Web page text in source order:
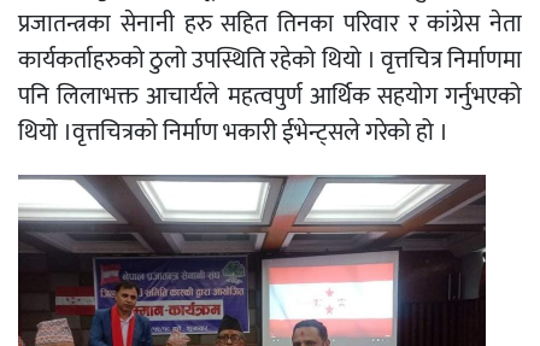
प्रजातन्त्रका सेनानी हरु सहित तिनका परिवार र कांग्रेस नेता
कार्यकर्ताहरुको ठुलो उपस्थिति रहेको थियो । वृत्तचित्र निर्माणमा
पनि लिलाभक्त आचार्यले महत्वपुर्ण आर्थिक सहयोग गर्नुभएको
थियो ।वृत्तचित्रको निर्माण भकारी ईभेन्ट्सले गरेको हो ।